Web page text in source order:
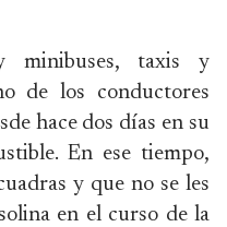
minibuses, taxis y
de los conductores
hace dos días en su
En ese tiempo,
y que no se les
en el curso de la